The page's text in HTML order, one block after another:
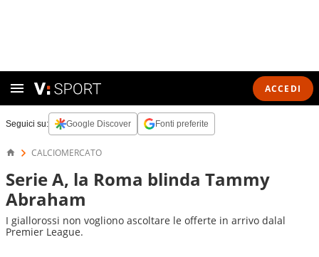
ACCEDI
Seguici su: Google Discover Fonti preferite
CALCIOMERCATO
Serie A, la Roma blinda Tammy
Abraham
I giallorossi non vogliono ascoltare le offerte in arrivo dalal
Premier League.